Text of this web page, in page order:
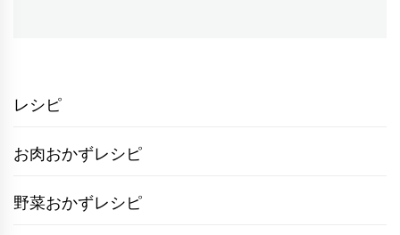
ョ
レシピ
お肉おかずレシピ
野菜おかずレシピ